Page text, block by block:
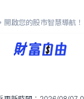
開啟您的股市智慧導航！
10.90
0.46%